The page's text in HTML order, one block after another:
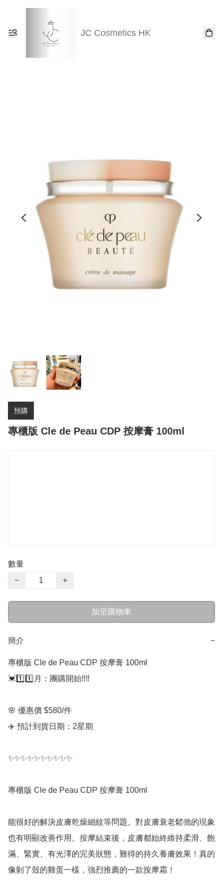
JC Cosmetics HK
預購
專櫃版 Cle de Peau CDP 按摩膏 100ml
數量
−
+
加至購物車
簡介 −
專櫃版 Cle de Peau CDP 按摩膏 100ml
💓1️⃣1️⃣月：團購開始‼️‼️
🌸 優惠價 $580/件
✈️ 預計到貨日期：2星期
✨✨✨✨✨✨✨✨✨✨
專櫃版 Cle de Peau CDP 按摩膏 100ml
能很好的解決皮膚乾燥細紋等問題。對皮膚衰老鬆弛的現象
也有明顯改善作用。按摩結束後，皮膚都始終維持柔滑、飽
滿、緊實、有光澤的完美狀態，難得的持久養膚效果！真的
像剝了殼的雞蛋一樣，強烈推薦的一款按摩霜！